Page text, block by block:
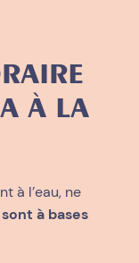
À LA
à l’eau, ne
à bases